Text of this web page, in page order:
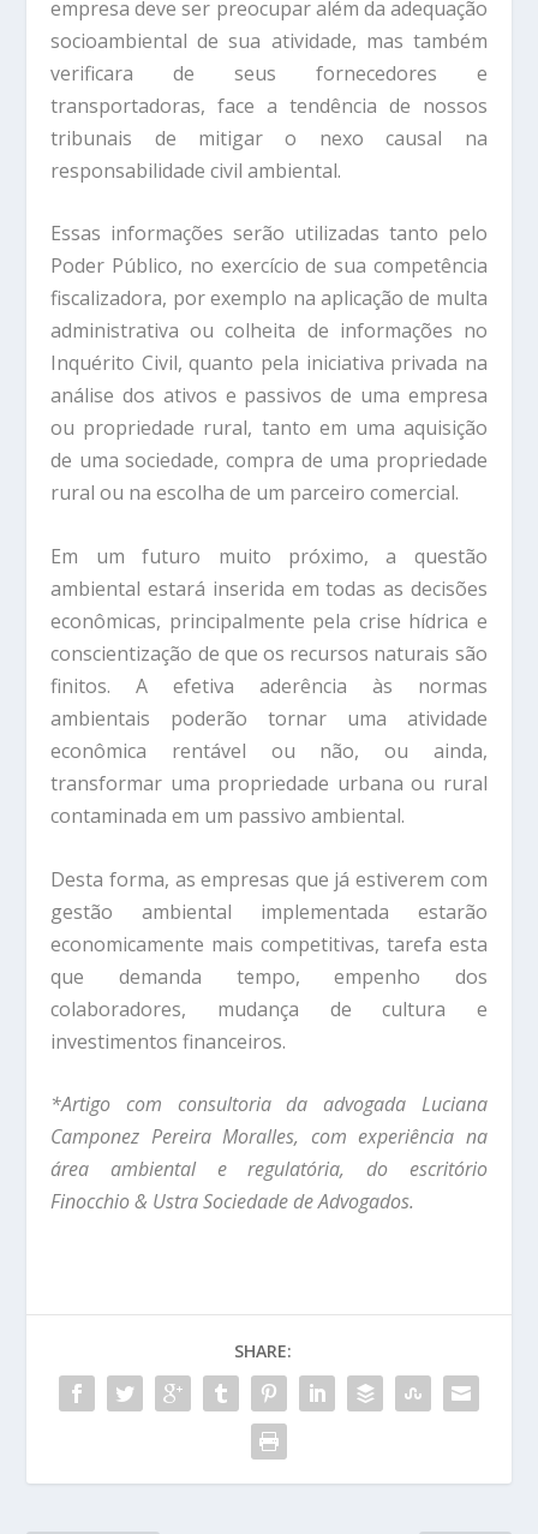
empresa deve ser preocupar além da adequação
socioambiental de sua atividade, mas também
verificara de seus fornecedores e
transportadoras, face a tendência de nossos
tribunais de mitigar o nexo causal na
responsabilidade civil ambiental.
Essas informações serão utilizadas tanto pelo
Poder Público, no exercício de sua competência
fiscalizadora, por exemplo na aplicação de multa
administrativa ou colheita de informações no
Inquérito Civil, quanto pela iniciativa privada na
análise dos ativos e passivos de uma empresa
ou propriedade rural, tanto em uma aquisição
de uma sociedade, compra de uma propriedade
rural ou na escolha de um parceiro comercial.
Em um futuro muito próximo, a questão
ambiental estará inserida em todas as decisões
econômicas, principalmente pela crise hídrica e
conscientização de que os recursos naturais são
finitos. A efetiva aderência às normas
ambientais poderão tornar uma atividade
econômica rentável ou não, ou ainda,
transformar uma propriedade urbana ou rural
contaminada em um passivo ambiental.
Desta forma, as empresas que já estiverem com
gestão ambiental implementada estarão
economicamente mais competitivas, tarefa esta
que demanda tempo, empenho dos
colaboradores, mudança de cultura e
investimentos financeiros.
*Artigo com consultoria da advogada Luciana
Camponez Pereira Moralles, com experiência na
área ambiental e regulatória, do escritório
Finocchio & Ustra Sociedade de Advogados.
SHARE: